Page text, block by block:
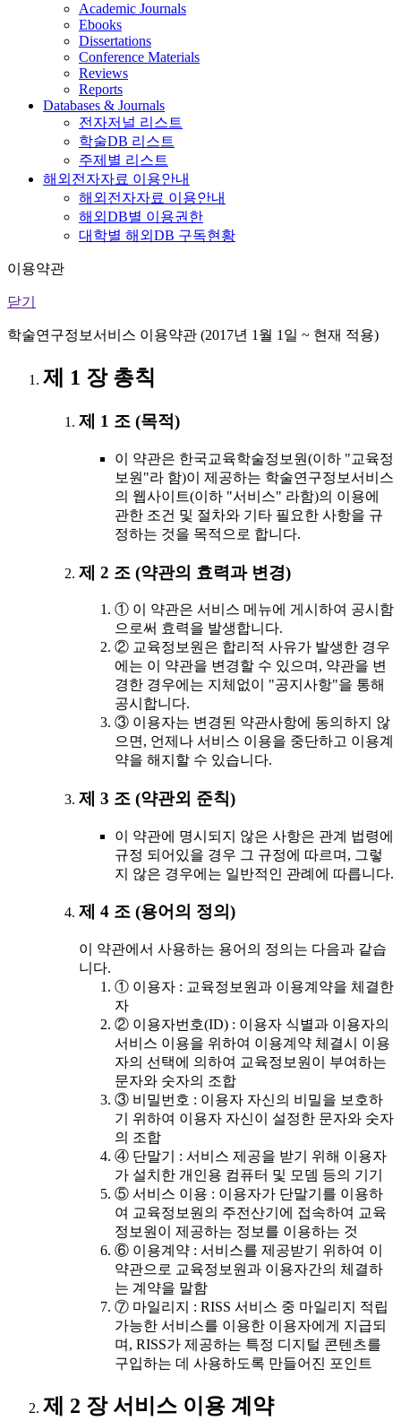
Academic Journals
Ebooks
Dissertations
Conference Materials
Reviews
Reports
Databases & Journals
전자저널 리스트
학술DB 리스트
주제별 리스트
해외전자자료 이용안내
해외전자자료 이용안내
해외DB별 이용권한
대학별 해외DB 구독현황
이용약관
닫기
학술연구정보서비스 이용약관 (2017년 1월 1일 ~ 현재 적용)
제 1 장 총칙
제 1 조 (목적)
이 약관은 한국교육학술정보원(이하 "교육정
보원"라 함)이 제공하는 학술연구정보서비스
의 웹사이트(이하 "서비스" 라함)의 이용에
관한 조건 및 절차와 기타 필요한 사항을 규
정하는 것을 목적으로 합니다.
제 2 조 (약관의 효력과 변경)
① 이 약관은 서비스 메뉴에 게시하여 공시함
으로써 효력을 발생합니다.
② 교육정보원은 합리적 사유가 발생한 경우
에는 이 약관을 변경할 수 있으며, 약관을 변
경한 경우에는 지체없이 "공지사항"을 통해
공시합니다.
③ 이용자는 변경된 약관사항에 동의하지 않
으면, 언제나 서비스 이용을 중단하고 이용계
약을 해지할 수 있습니다.
제 3 조 (약관외 준칙)
이 약관에 명시되지 않은 사항은 관계 법령에
규정 되어있을 경우 그 규정에 따르며, 그렇
지 않은 경우에는 일반적인 관례에 따릅니다.
제 4 조 (용어의 정의)
이 약관에서 사용하는 용어의 정의는 다음과 같습
니다.
① 이용자 : 교육정보원과 이용계약을 체결한
자
② 이용자번호(ID) : 이용자 식별과 이용자의
서비스 이용을 위하여 이용계약 체결시 이용
자의 선택에 의하여 교육정보원이 부여하는
문자와 숫자의 조합
③ 비밀번호 : 이용자 자신의 비밀을 보호하
기 위하여 이용자 자신이 설정한 문자와 숫자
의 조합
④ 단말기 : 서비스 제공을 받기 위해 이용자
가 설치한 개인용 컴퓨터 및 모뎀 등의 기기
⑤ 서비스 이용 : 이용자가 단말기를 이용하
여 교육정보원의 주전산기에 접속하여 교육
정보원이 제공하는 정보를 이용하는 것
⑥ 이용계약 : 서비스를 제공받기 위하여 이
약관으로 교육정보원과 이용자간의 체결하
는 계약을 말함
⑦ 마일리지 : RISS 서비스 중 마일리지 적립
가능한 서비스를 이용한 이용자에게 지급되
며, RISS가 제공하는 특정 디지털 콘텐츠를
구입하는 데 사용하도록 만들어진 포인트
제 2 장 서비스 이용 계약